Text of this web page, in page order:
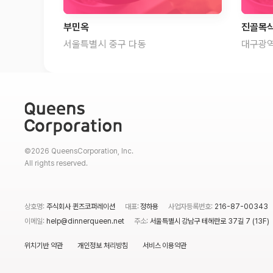
부민옥
서울특별시 중구 다동
진골목
대구광
©2026 QueensCorporation, Inc.
All rights reserved.
상호명: 주식회사 퀸즈코퍼레이션 대표:정하용 사업자등록번호: 216-87-00343
이메일: help@dinnerqueen.net 주소: 서울특별시 강남구 테헤란로 37길 7 (13F)
위치기반 약관 개인정보 처리방침 서비스 이용약관